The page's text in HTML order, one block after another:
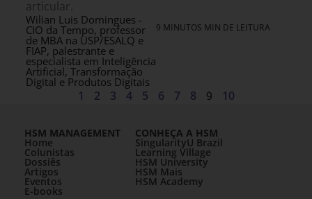
articular.
Wilian Luis Domingues -
CIO da Tempo, professor
de MBA na USP/ESALQ e
FIAP, palestrante e
especialista em Inteligência
Artificial, Transformação
Digital e Produtos Digitais
9 MINUTOS MIN DE LEITURA
1 2 3 4 5 6 7 8 9 10
HSM MANAGEMENT
Home
Colunistas
Dossiês
Artigos
Eventos
E-books
CONHEÇA A HSM
SingularityU Brazil
Learning Village
HSM University
HSM Mais
HSM Academy